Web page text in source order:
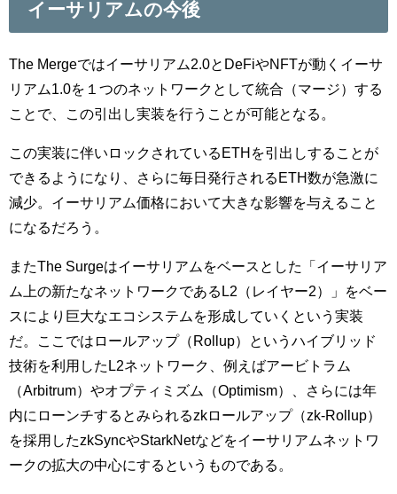
イーサリアムの今後
The Mergeではイーサリアム2.0とDeFiやNFTが動くイーサ
リアム1.0を１つのネットワークとして統合（マージ）する
ことで、この引出し実装を行うことが可能となる。
この実装に伴いロックされているETHを引出しすることが
できるようになり、さらに毎日発行されるETH数が急激に
減少。イーサリアム価格において大きな影響を与えること
になるだろう。
またThe Surgeはイーサリアムをベースとした「イーサリア
ム上の新たなネットワークであるL2（レイヤー2）」をベー
スにより巨大なエコシステムを形成していくという実装
だ。ここではロールアップ（Rollup）というハイブリッド
技術を利用したL2ネットワーク、例えばアービトラム
（Arbitrum）やオプティミズム（Optimism）、さらには年
内にローンチするとみられるzkロールアップ（zk-Rollup）
を採用したzkSyncやStarkNetなどをイーサリアムネットワ
ークの拡大の中心にするというものである。